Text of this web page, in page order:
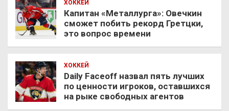
ХОККЕЙ
Капитан «Металлурга»: Овечкин
сможет побить рекорд Гретцки,
это вопрос времени
ХОККЕЙ
Daily Faceoff назвал пять лучших
по ценности игроков, оставшихся
на рыке свободных агентов